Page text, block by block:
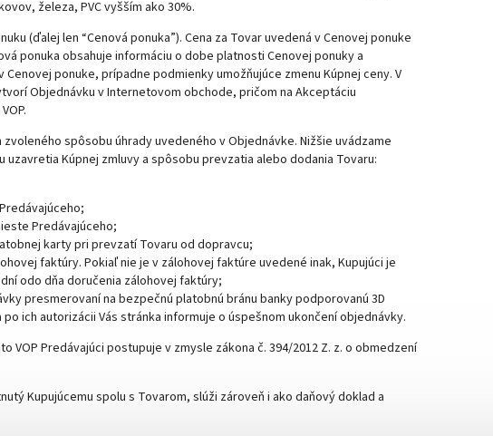
železa, PVC vyšším ako 30%.
(ďalej len “Cenová ponuka”). Cena za Tovar uvedená v Cenovej ponuke
ponuka obsahuje informáciu o dobe platnosti Cenovej ponuky a
ponuke, prípadne podmienky umožňujúce zmenu Kúpnej ceny. V
Objednávku v Internetovom obchode, pričom na Akceptáciu
spôsobu úhrady uvedeného v Objednávke. Nižšie uvádzame
Kúpnej zmluvy a spôsobu prevzatia alebo dodania Tovaru:
Predávajúceho;
karty pri prevzatí Tovaru od dopravcu;
faktúry. Pokiaľ nie je v zálohovej faktúre uvedené inak, Kupujúci je
odo dňa doručenia zálohovej faktúry;
presmerovaní na bezpečnú platobnú bránu banky podporovanú 3D
ich autorizácii Vás stránka informuje o úspešnom ukončení objednávky.
Predávajúci postupuje v zmysle zákona č. 394/2012 Z. z. o obmedzení
Kupujúcemu spolu s Tovarom, slúži zároveň i ako daňový doklad a